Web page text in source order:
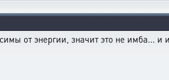
от энергии, значит это не имба... и